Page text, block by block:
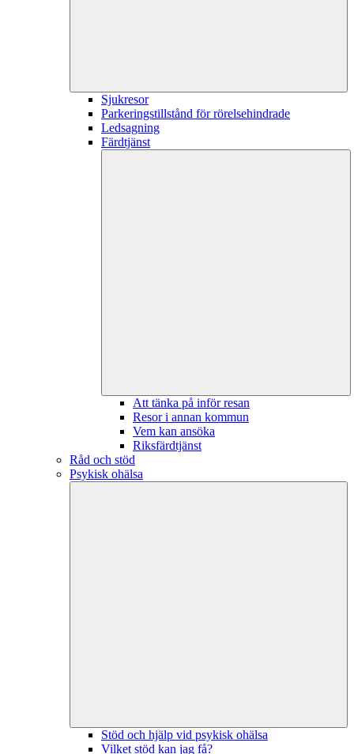
Sjukresor
Parkeringstillstånd för rörelsehindrade
Ledsagning
Färdtjänst
Att tänka på inför resan
Resor i annan kommun
Vem kan ansöka
Riksfärdtjänst
Råd och stöd
Psykisk ohälsa
Stöd och hjälp vid psykisk ohälsa
Vilket stöd kan jag få?